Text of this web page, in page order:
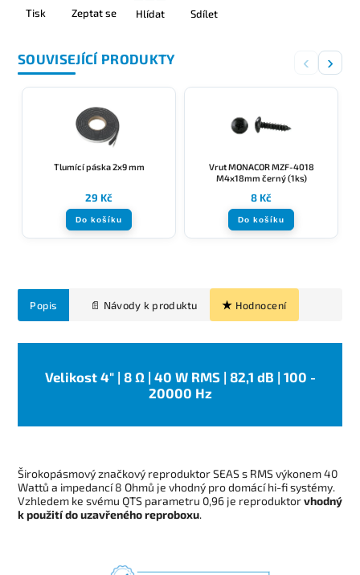
Tisk Zeptat se Hlídat Sdílet
SOUVISEJÍCÍ PRODUKTY ‹ ›
Tlumící páska 2x9 mm
29 Kč
Do košíku
Vrut MONACOR MZF-4018
M4x18mm černý (1ks)
8 Kč
Do košíku
Popis Hodnocení
Velikost 4" | 8 Ω | 40 W RMS | 82,1 dB | 100 -
20000 Hz
Širokopásmový značkový reproduktor SEAS s RMS výkonem 40
Wattů a impedancí 8 Ohmů je vhodný pro domácí hi-fi systémy.
Vzhledem ke svému QTS parametru 0,96 je reproduktorvhodný
k použití do uzavřeného reproboxu.